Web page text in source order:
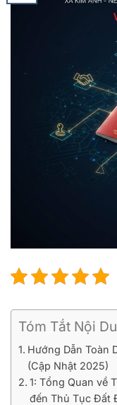
Tóm Tắt Nội
Hướng Dẫn Toàn
(Cập Nhật 2025)
1: Tổng Quan về
đến Thủ Tục Đất